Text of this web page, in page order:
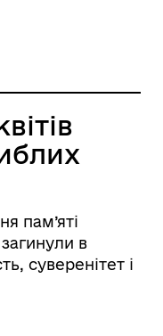
пам’яті
загинули в
суверенітет і